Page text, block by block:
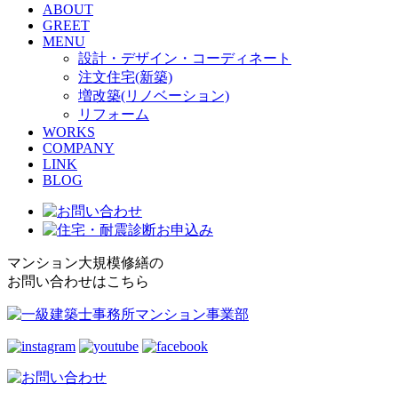
ABOUT
GREET
MENU
設計・デザイン・コーディネート
注文住宅(新築)
増改築(リノベーション)
リフォーム
WORKS
COMPANY
LINK
BLOG
マンション大規模修繕の
お問い合わせはこちら